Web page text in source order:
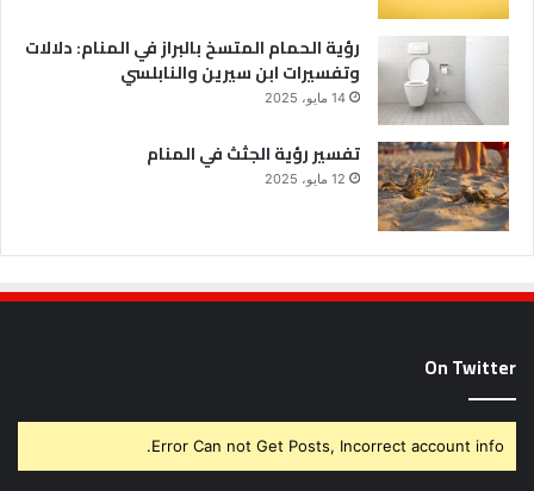
رؤية الحمام المتسخ بالبراز في المنام: دلالات
وتفسيرات ابن سيرين والنابلسي
14 مايو، 2025
تفسير رؤية الجثث في المنام
12 مايو، 2025
On Twitter
Error Can not Get Posts, Incorrect account info.